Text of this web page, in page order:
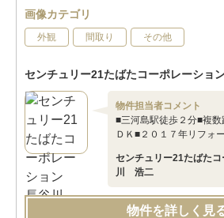
画像カテゴリ
外観 間取り その他
センチュリー21たばたコーポレーショ
物件担当者コメント
■三河島駅徒歩２分■複
ＤＫ■２０１７年リフォ
センチュリー21たばた
川 浩二
物件を詳しく見